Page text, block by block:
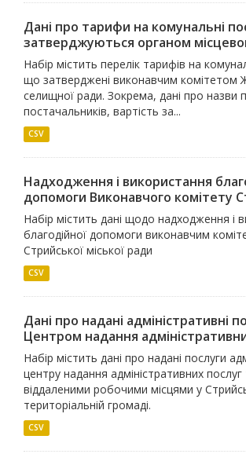
Дані про тарифи на комунальні
затверджуються органом
Набір містить перелік тарифів на
що затверджені виконавчим комітетом
селищної ради. Зокрема, дані про назви
постачальників, вартість за...
CSV
Надходження і використання
допомоги Виконавчого комітету
Набір містить дані щодо надходження і
благодійної допомоги виконавчим
Стрийської міської ради
CSV
Дані про надані адміністративні
Центром надання
Набір містить дані про надані послуги
центру надання адміністративних послуг
віддаленими робочими місцями у
територіальній громаді.
CSV